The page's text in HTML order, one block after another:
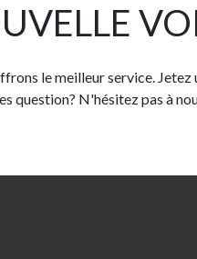
le meilleur service.
question? N'hésitez pas à